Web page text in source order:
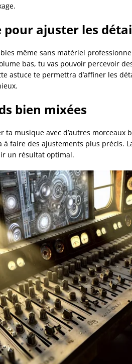
pour ajuster les
même sans matériel
bas, tu vas pouvoir percevoir
astuce te permettra d’affiner les
bien mixées
musique avec d’autres morceaux
faire des ajustements plus précis.
un résultat optimal.
PulsarZephy sur
: La formation
complète
top, vidéos variées et
recommande à fond !
15
Enfin
galérais à